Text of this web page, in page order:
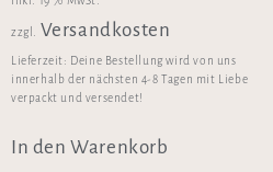
zzgl. Versandkosten
Lieferzeit: Deine Bestellung wird von uns
innerhalb der nächsten 4-8 Tagen mit Liebe
verpackt und versendet!
In den Warenkorb